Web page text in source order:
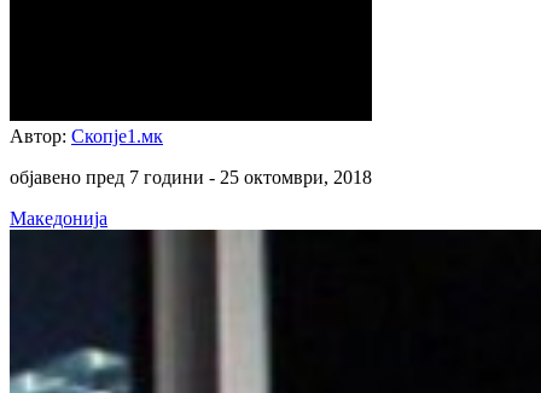
Автор: Скопје1.мк
објавено пред 7 години - 25 октомври, 2018
Македонија